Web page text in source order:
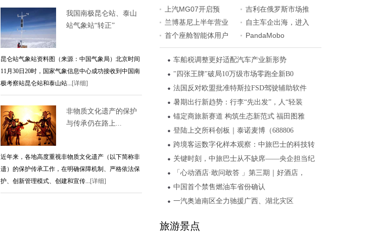
我国南极昆仑站、泰山
站气象站“转正”
昆仑站气象站资料图（来源：中国气象局）北京时间
11月30日20时，国家气象信息中心成功接收到中国南
极考察站昆仑站和泰山站... [详细]
非物质文化遗产的保护
与传承仍在路上...
近年来，各地高度重视非物质文化遗产（以下简称非
遗）的保护传承工作，在明确保障机制、严格依法保
护、创新管理模式、创建和宣传... [详细]
上汽MG07开启预
吉利在俄罗斯市场推
兰博基尼上半年营业
自主车企出海，进入
首个座舱智能体用户
PandaMobo
车船税调整更好适配汽车产业新形势
"四张王牌"破局10万级市场零跑全新B0
法国反对欧盟批准特斯拉FSD驾驶辅助软件
暑期出行新趋势：行李“先出发”，人“轻装
锚定商旅新赛道 构筑生态新范式 福田图雅
登陆上交所科创板｜泰诺麦博（688806
跨境客运数字化样本观察：中旅巴士的科技转
关键时刻，中旅巴士从不缺席——央企担当纪
「心动酒店·敢问敢答 」第三期｜好酒店，
中国首个禁售燃油车省份确认
一汽奥迪南区全力驰援广西、湖北灾区
旅游景点